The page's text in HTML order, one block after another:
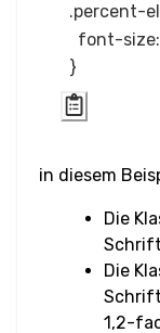
HTML
Input
Eingabe
Eingabe Farbe
Eingabe
.percent-
font-
in diesem
Die
Die
1,2-